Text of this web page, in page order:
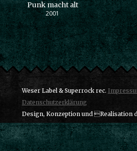
Punk macht alt
2001
Weser Label & Superrock rec.
Datenschutzerklärung
Design, Konzeption und Realisation